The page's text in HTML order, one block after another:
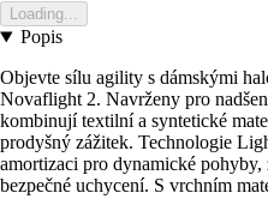
Loading...
Popis
Objevte sílu agility s dámskými
Novaflight 2. Navrženy pro
kombinují textilní a syntetické
prodyšný zážitek. Technologie
amortizaci pro dynamické
bezpečné uchycení. S vrchním